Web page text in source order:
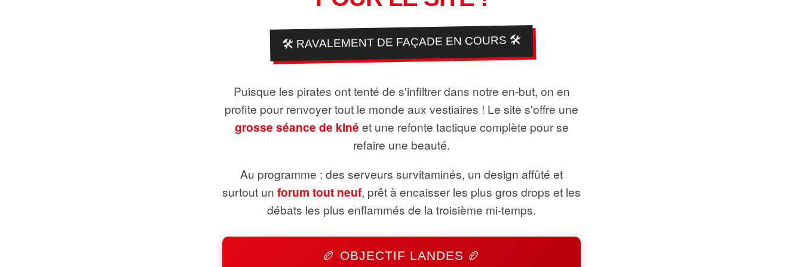
🛠️ RAVALEMENT DE FAÇADE EN COURS 🛠️
Puisque les pirates ont tenté de s'infiltrer dans notre en-but, on en
profite pour renvoyer tout le monde aux vestiaires ! Le site s'offre une
grosse séance de kiné et une refonte tactique complète pour se
refaire une beauté.
Au programme : des serveurs survitaminés, un design affûté et
surtout un forum tout neuf, prêt à encaisser les plus gros drops et les
débats les plus enflammés de la troisième mi-temps.
🏉 OBJECTIF LANDES 🏉